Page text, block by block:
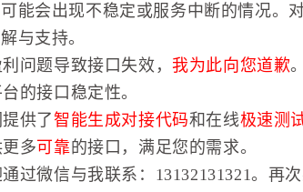
能会出现不稳定或服务中断的情况。
与支持。
问题导致接口失效， 我为此向您道歉。
的接口稳定性。
供了智能生成对接代码和在线极速测
多可靠的接口，满足您的需求。
过微信与我联系：13132131321。再